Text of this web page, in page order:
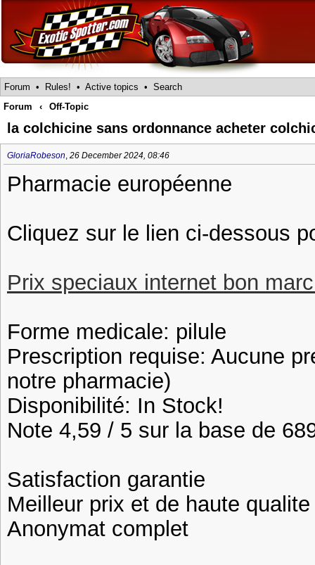
Forum • Rules! • Active topics • Search
Forum
‹ Off-Topic
la colchicine sans ordonnance acheter
GloriaRobeson, 26 December 2024, 08:46
Pharmacie européenne
Cliquez sur le lien ci-dessous
Prix speciaux internet bon
Forme medicale: pilule
Prescription requise: Aucune
notre pharmacie)
Disponibilité: In Stock!
Note 4,59 / 5 sur la base de
Satisfaction garantie
Meilleur prix et de haute qualite
Anonymat complet